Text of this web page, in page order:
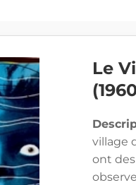
Le
village
ont